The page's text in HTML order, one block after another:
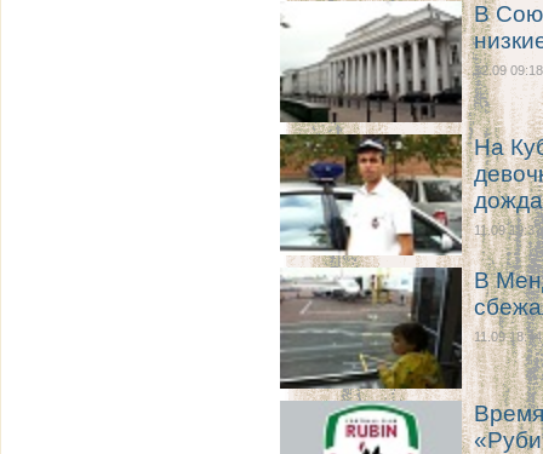
В
12.09 09:18
На
11.09 19:37
В
11.09 18:44